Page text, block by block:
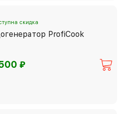
скидка
ProfiCook
⃏